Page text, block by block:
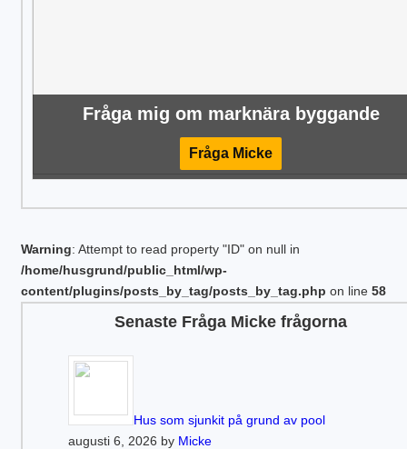
Fråga mig om marknära byggande
Fråga Micke
Warning: Attempt to read property "ID" on null in
/home/husgrund/public_html/wp-
content/plugins/posts_by_tag/posts_by_tag.php on line 58
Senaste Fråga Micke frågorna
Hus som sjunkit på grund av pool
augusti 6, 2026 by Micke